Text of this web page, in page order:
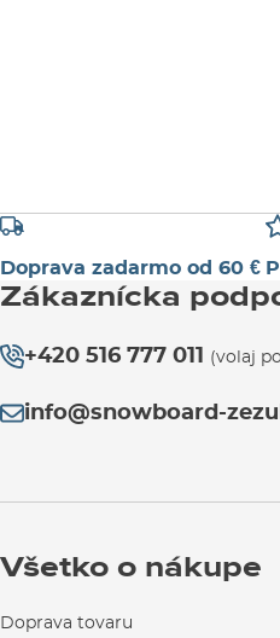
Doprava zadarmo od 60 €
Zákaznícka
+420 516 777 011 (volaj
info@snowboard-
Všetko o nákupe
Doprava tovaru